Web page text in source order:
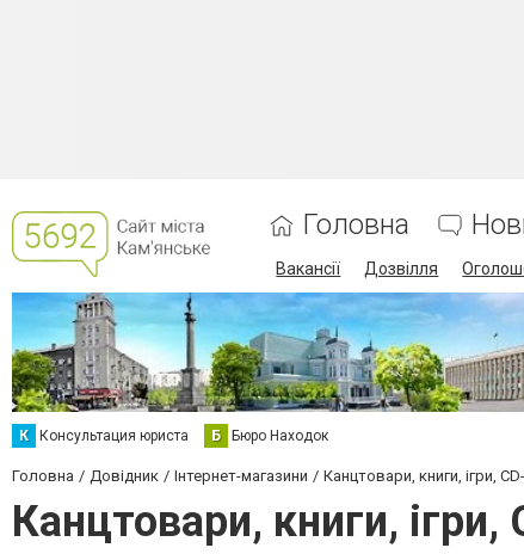
Головна
Вакансії Дозвілля
К Консультация юриста Б Бюро Находок
Головна Довідник Інтернет-магазини Канцтовари, книги, ігри,
Канцтовари, книги,